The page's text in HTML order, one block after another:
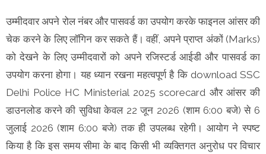
उम्मीदवार अपने रोल नंबर और पासवर्ड का उपयोग करके फाइनल आंसर की
चेक करने के लिए लॉगिन कर सकते हैं। वहीं, अपने प्राप्त अंकों (Marks)
को देखने के लिए उम्मीदवारों को अपने रजिस्टर्ड आईडी और पासवर्ड का
उपयोग करना होगा। यह ध्यान रखना महत्वपूर्ण है कि download SSC
Delhi Police HC Ministerial 2025 scorecard और आंसर की
डाउनलोड करने की सुविधा केवल 22 जून 2026 (शाम 6:00 बजे) से 6
जुलाई 2026 (शाम 6:00 बजे) तक ही उपलब्ध रहेगी। आयोग ने स्पष्ट
किया है कि इस समय सीमा के बाद किसी भी व्यक्तिगत अनुरोध पर विचार